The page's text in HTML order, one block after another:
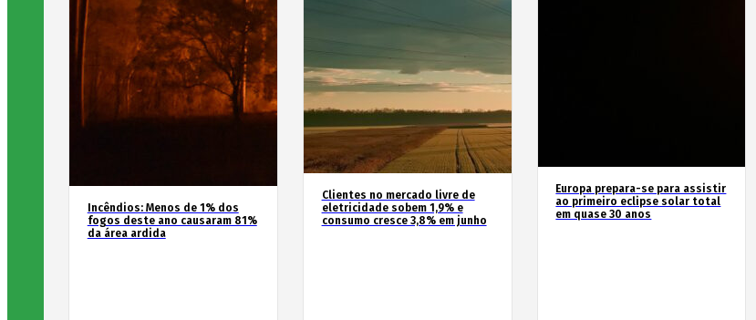
Incêndios: Menos de 1% dos
fogos deste ano causaram 81%
da área ardida
Clientes no mercado livre de
eletricidade sobem 1,9% e
consumo cresce 3,8% em junho
Europa prepara-se para assistir
ao primeiro eclipse solar total
em quase 30 anos